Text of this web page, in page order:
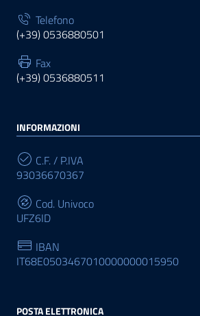
Telefono
(+39) 0536880501
Fax
(+39) 0536880511
INFORMAZIONI
C.F. / P.IVA
93036670367
Cod. Univoco
UFZ6ID
IBAN
IT68E0503467010000000015950
POSTA ELETTRONICA